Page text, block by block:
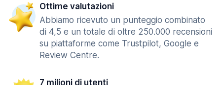
Ottime valutazioni
Abbiamo ricevuto un punteggio combinato
di 4,5 e un totale di oltre 250.000 recensioni
su piattaforme come Trustpilot, Google e
Review Centre.
7 milioni di utenti